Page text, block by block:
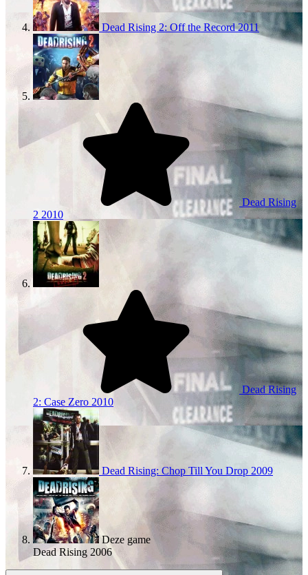
Dead Rising 2: Off the Record2011
Dead Rising
2 2010
Dead Rising
2: Case Zero 2010
Dead Rising: Chop Till You Drop 2009
Deze game
Dead Rising 2006